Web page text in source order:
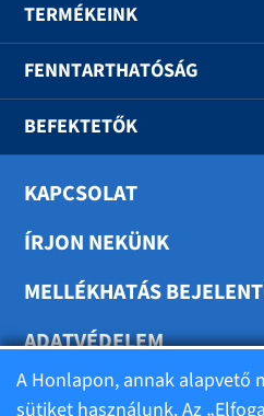
TERMÉKEINK
FENNTARTHATÓSÁG
BEFEKTETŐK
KAPCSOLAT
ÍRJON NEKÜNK
MELLÉKHATÁS
ADATVÉDELEM
SÜTIK BEÁLLÍTÁSA
A Honlapon, annak alapvető
sütiket használunk. Az